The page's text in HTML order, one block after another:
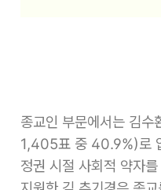
종교인 부문에서는 김
1,405표 중 40.9%)로
정권 시절 사회적 약자